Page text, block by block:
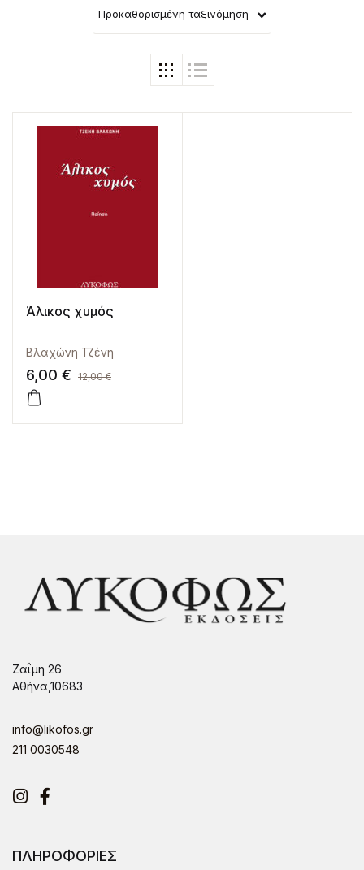
Προκαθορισμένη ταξινόμηση
Άλικος χυμός
Βλαχώνη Τζένη
6,00 € 12,00€
Ζαΐμη 26
Αθήνα,10683
info@likofos.gr
211 0030548
Instagram
Facebook
ΠΛΗΡΟΦΟΡΙΕΣ